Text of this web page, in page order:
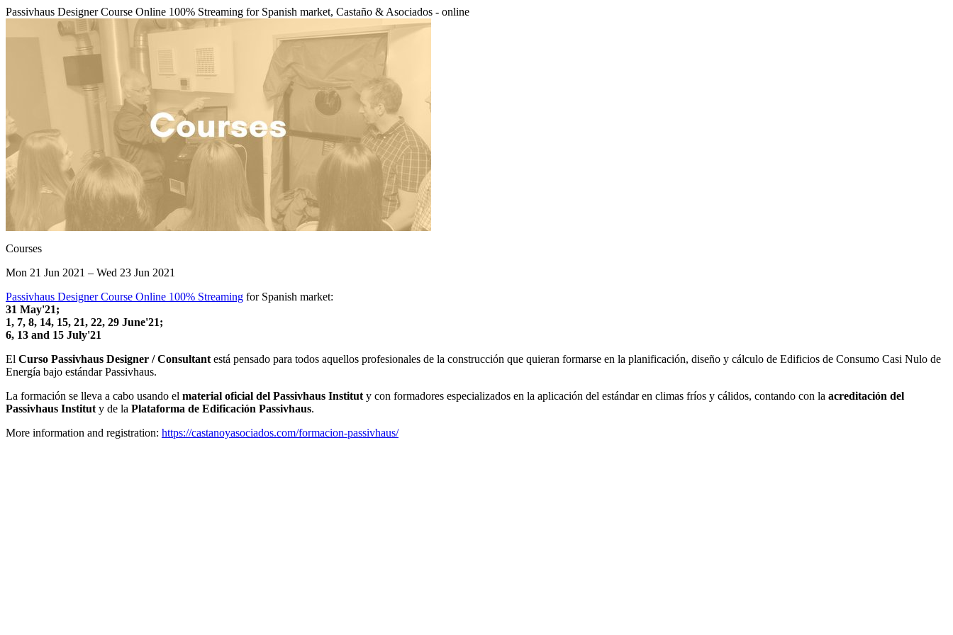
Passivhaus Designer Course Online 100% Streaming for Spanish market, Castaño & Asociados - online
Courses
Mon 21 Jun 2021 – Wed 23 Jun 2021
Passivhaus Designer Course Online 100% Streaming for Spanish market:
31 May'21;
1, 7, 8, 14, 15, 21, 22, 29 June'21;
6, 13 and 15 July'21
El Curso Passivhaus Designer / Consultant está pensado para todos aquellos profesionales de la construcción que quieran formarse en la planificación, diseño y cálculo de Edificios de Consumo Casi Nulo de
Energía bajo estándar Passivhaus.
La formación se lleva a cabo usando el material oficial del Passivhaus Institut y con formadores especializados en la aplicación del estándar en climas fríos y cálidos, contando con la acreditación del
Passivhaus Institut y de la Plataforma de Edificación Passivhaus.
More information and registration: https://castanoyasociados.com/formacion-passivhaus/